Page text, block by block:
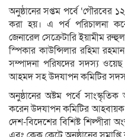
অনুষ্ঠানের সপ্তম পর্বে ‘গৌরবের
করা হয়। এ পর্ব পরিচালনা
জেনারেল সেক্রেটারি ইয়ামীম
স্পিকার কাউন্সিলার রহিমা
সম্পাদনা পরিষদের সদস্য
আহমদ সহ উদযাপন কমিটির
অনুষ্ঠানের অষ্টম পর্বে
করেন উদযাপন কমিটির আহবায়ক
দেশ-বিদেশের বিশিষ্ট শিল্পীরা